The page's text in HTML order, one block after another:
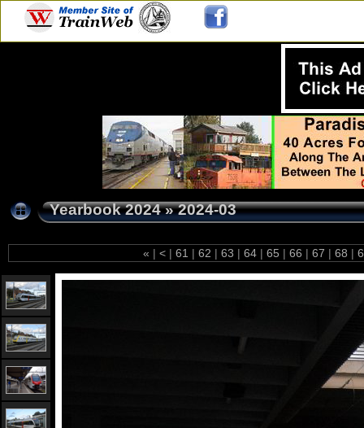
Yearbook 2024»2024-03
« | < | 61 | 62 | 63 | 64 | 65 | 66 | 67 | 68 |